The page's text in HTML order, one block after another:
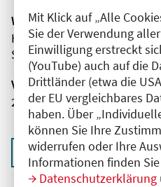
Mit Klick auf „Alle
Sie der Verwendung
Einwilligung erstreckt
(YouTube) auch auf die
Drittländer (etwa die
der EU vergleichbares
haben. Über
können Sie Ihre
widerrufen oder Ihre
Informationen finden
Datenschutzerklärung
Wissenschaftliche Leitung
Herr Dr. med. Robert
St. Marien-Krankenhaus
Veranstaltungsnummer
2761102025059970094
Zurück zur Übersicht